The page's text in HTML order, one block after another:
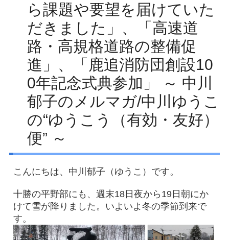
お約束
メルマガ
Facebook
アクセス
プライバシーポリシー
お問い合わせ
ら課題や要望を届けていた
だきました」、「高速道
路・高規格道路の整備促
進」、「鹿追消防団創設10
0年記念式典参加」 ～ 中川
郁子のメルマガ/中川ゆうこ
の“ゆうこう（有効・友好）
便” ～
こんにちは、中川郁子（ゆうこ）です。
十勝の平野部にも、週末18日夜から19日朝にか
けて雪が降りました。いよいよ冬の季節到来で
す。